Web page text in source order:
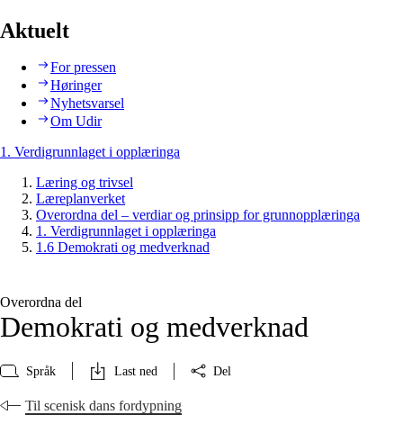
Aktuelt
For pressen
Høringer
Nyhetsvarsel
Om Udir
1. Verdigrunnlaget i opplæringa
Læring og trivsel
Læreplanverket
Overordna del – verdiar og prinsipp for grunnopplæringa
1. Verdigrunnlaget i opplæringa
1.6 Demokrati og medverknad
Overordna del
Demokrati og medverknad
Språk Last ned Del
Til scenisk dans fordypning